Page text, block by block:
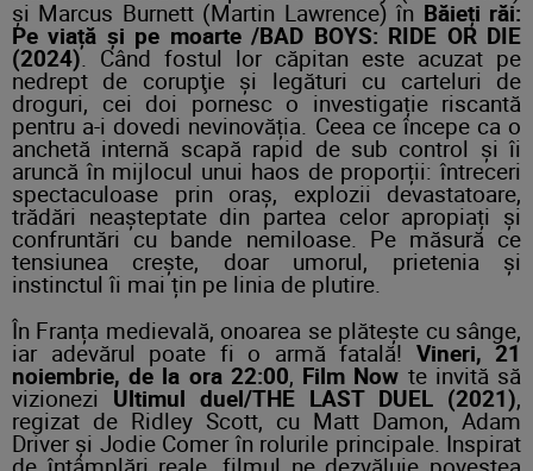
și Marcus Burnett (Martin Lawrence) în Băieți răi:
Pe viață și pe moarte /BAD BOYS: RIDE OR DIE
(2024). Când fostul lor căpitan este acuzat pe
nedrept de corupţie şi legături cu carteluri de
droguri, cei doi pornesc o investigație riscantă
pentru a-i dovedi nevinovăția. Ceea ce începe ca o
anchetă internă scapă rapid de sub control și îi
aruncă în mijlocul unui haos de proporții: întreceri
spectaculoase prin oraș, explozii devastatoare,
trădări neașteptate din partea celor apropiați și
confruntări cu bande nemiloase. Pe măsură ce
tensiunea crește, doar umorul, prietenia și
instinctul îi mai țin pe linia de plutire.
În Franța medievală, onoarea se plătește cu sânge,
iar adevărul poate fi o armă fatală! Vineri, 21
noiembrie, de la ora 22:00, Film Now te invită să
vizionezi Ultimul duel/THE LAST DUEL (2021),
regizat de Ridley Scott, cu Matt Damon, Adam
Driver și Jodie Comer în rolurile principale. Inspirat